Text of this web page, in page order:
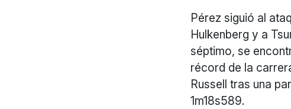
Pérez siguió al
Hulkenberg y a
séptimo, se
récord de la
Russell tras una
1m18s589.